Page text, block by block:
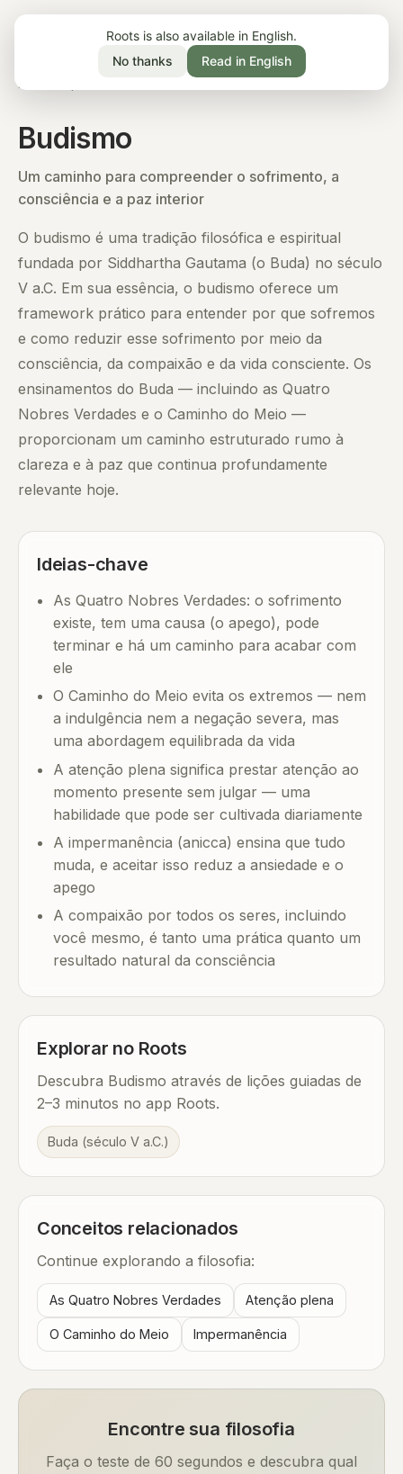
Início
Budismo
Um caminho para compreender o sofrimento, a
consciência e a paz interior
O budismo é uma tradição filosófica e espiritual
fundada por Siddhartha Gautama (o Buda) no século
V a.C. Em sua essência, o budismo oferece um
framework prático para entender por que sofremos
e como reduzir esse sofrimento por meio da
consciência, da compaixão e da vida consciente. Os
ensinamentos do Buda — incluindo as Quatro
Nobres Verdades e o Caminho do Meio —
proporcionam um caminho estruturado rumo à
clareza e à paz que continua profundamente
relevante hoje.
Ideias-chave
As Quatro Nobres Verdades: o sofrimento
existe, tem uma causa (o apego), pode
terminar e há um caminho para acabar com
ele
O Caminho do Meio evita os extremos — nem
a indulgência nem a negação severa, mas
uma abordagem equilibrada da vida
A atenção plena significa prestar atenção ao
momento presente sem julgar — uma
habilidade que pode ser cultivada diariamente
A impermanência (anicca) ensina que tudo
muda, e aceitar isso reduz a ansiedade e o
apego
A compaixão por todos os seres, incluindo
você mesmo, é tanto uma prática quanto um
resultado natural da consciência
Explorar no Roots
Descubra Budismo através de lições guiadas de
2–3 minutos no app Roots.
Buda (século V a.C.)
Conceitos relacionados
Continue explorando a filosofia:
As Quatro Nobres Verdades Atenção plena
O Caminho do Meio Impermanência
Encontre sua filosofia
Faça o teste de 60 segundos e descubra qual
Roots is also available in English.
No thanks
Read in English